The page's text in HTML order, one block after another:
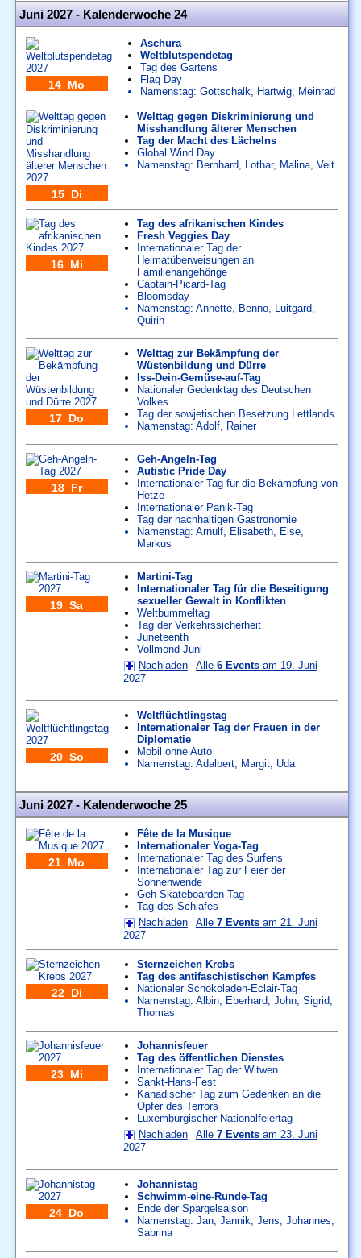
Juni 2027 - Kalenderwoche 24
14 Mo
Aschura
Weltblutspendetag
Tag des Gartens
Flag Day
Namenstag: Gottschalk Hartwig, Meinrad
15 Di
Welttag gegen Diskriminierung und
Misshandlung älterer Menschen
Tag der Macht des Lächelns
Global Wind Day
Namenstag: Bernhard Lothar, Malina, Veit
16 Mi
Tag des afrikanischen Kindes
Fresh Veggies Day
Internationaler Tag der
Heimatüberweisungen an
Familienangehörige
Captain-Picard-Tag
Bloomsday
Namenstag: Annette, Benno, Luitgard
Quirin
17 Do
Welttag zur Bekämpfung der
Wüstenbildung und Dürre
Iss-Dein-Gemüse-auf-Tag
Nationaler Gedenktag des Deutschen
Volkes
Tag der sowjetischen Besetzung Lettlands
Namenstag: Adolf, Rainer
18 Fr
Geh-Angeln-Tag
Autistic Pride Day
Internationaler Tag für die Bekämpfung von
Hetze
Internationaler Panik-Tag
Tag der nachhaltigen Gastronomie
Namenstag: Arnulf, Elisabeth, Else,
Markus
19 Sa
Martini-Tag
Internationaler Tag für die Beseitigung
sexueller Gewalt in Konflikten
Weltbummeltag
Tag der Verkehrssicherheit
Juneteenth
Vollmond Juni
Nachladen
Alle 6 Eventsam 19. Juni
2027
20 So
Weltflüchtlingstag
Internationaler Tag der Frauen in der
Diplomatie
Mobil ohne Auto
Namenstag: Adalbert, Margit, Uda
Juni 2027 - Kalenderwoche 25
21 Mo
Fête de la Musique
Internationaler Yoga-Tag
Internationaler Tag des Surfens
Internationaler Tag zur Feier der
Sonnenwende
Geh-Skateboarden-Tag
Tag des Schlafes
Nachladen
Alle 7 Eventsam 21. Juni
2027
22 Di
Sternzeichen Krebs
Tag des antifaschistischen Kampfes
Nationaler Schokoladen-Eclair-Tag
Namenstag: Albin, Eberhard John, Sigrid
Thomas
23 Mi
Johannisfeuer
Tag des öffentlichen Dienstes
Internationaler Tag der Witwen
Sankt-Hans-Fest
Kanadischer Tag zum Gedenken an die
Opfer des Terrors
Luxemburgischer Nationalfeiertag
Nachladen
Alle 7 Eventsam 23. Juni
2027
24 Do
Johannistag
Schwimm-eine-Runde-Tag
Ende der Spargelsaison
Namenstag: Jan, Jannik Jens Johannes
Sabrina